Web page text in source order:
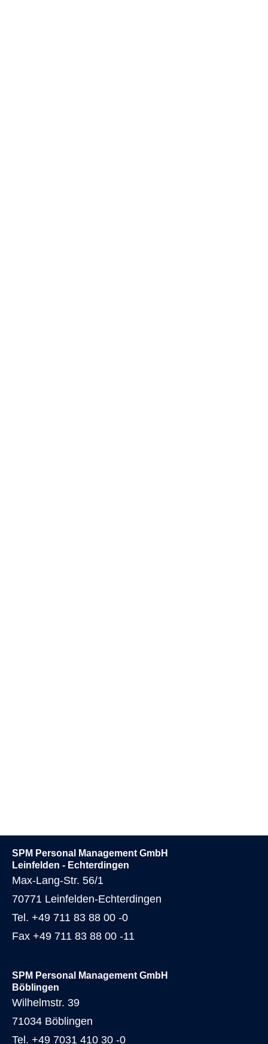
SPM Personal Management GmbH
Leinfelden - Echterdingen
Max-Lang-Str. 56/1
70771 Leinfelden-Echterdingen
Tel. +49 711 83 88 00 -0
Fax +49 711 83 88 00 -11
SPM Personal Management GmbH
Böblingen
Wilhelmstr. 39
71034 Böblingen
Tel. +49 7031 410 30 -0